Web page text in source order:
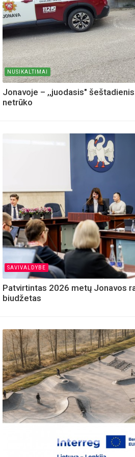
NUSIKALTIMAI
Jonavoje – ,,juodasis"
netrūko
SAVIVALDYBE
Patvirtintas 2026 metų Jonavos
biudžetas